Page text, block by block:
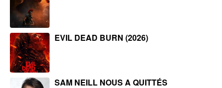
EVIL DEAD BURN (2026)
SAM NEILL NOUS A QUITTÉS